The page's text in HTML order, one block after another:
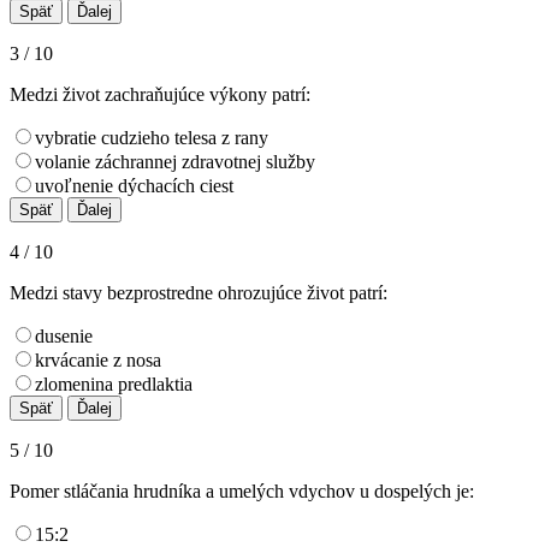
3 / 10
Medzi život zachraňujúce výkony patrí:
vybratie cudzieho telesa z rany
volanie záchrannej zdravotnej služby
uvoľnenie dýchacích ciest
4 / 10
Medzi stavy bezprostredne ohrozujúce život patrí:
dusenie
krvácanie z nosa
zlomenina predlaktia
5 / 10
Pomer stláčania hrudníka a umelých vdychov u dospelých je:
15:2